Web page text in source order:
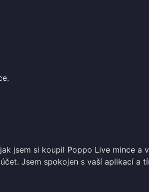
jsem si koupil Poppo Live mince a
Jsem spokojen s vaší aplikací a